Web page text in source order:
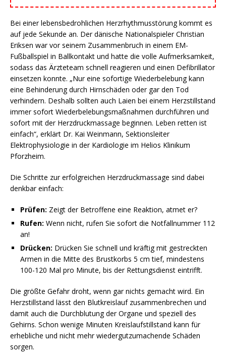
Bei einer lebensbedrohlichen Herzrhythmusstörung kommt es
auf jede Sekunde an. Der dänische Nationalspieler Christian
Eriksen war vor seinem Zusammenbruch in einem EM-
Fußballspiel in Ballkontakt und hatte die volle Aufmerksamkeit,
sodass das Ärzteteam schnell reagieren und einen Defibrillator
einsetzen konnte. „Nur eine sofortige Wiederbelebung kann
eine Behinderung durch Hirnschäden oder gar den Tod
verhindern. Deshalb sollten auch Laien bei einem Herzstillstand
immer sofort Wiederbelebungsmaßnahmen durchführen und
sofort mit der Herzdruckmassage beginnen. Leben retten ist
einfach“, erklärt Dr. Kai Weinmann, Sektionsleiter
Elektrophysiologie in der Kardiologie im Helios Klinikum
Pforzheim.
Die Schritte zur erfolgreichen Herzdruckmassage sind dabei
denkbar einfach:
Prüfen: Zeigt der Betroffene eine Reaktion, atmet er?
Rufen: Wenn nicht, rufen Sie sofort die Notfallnummer 112
an!
Drücken: Drücken Sie schnell und kräftig mit gestreckten
Armen in die Mitte des Brustkorbs 5 cm tief, mindestens
100-120 Mal pro Minute, bis der Rettungsdienst eintrifft.
Die größte Gefahr droht, wenn gar nichts gemacht wird. Ein
Herzstillstand lässt den Blutkreislauf zusammenbrechen und
damit auch die Durchblutung der Organe und speziell des
Gehirns. Schon wenige Minuten Kreislaufstillstand kann für
erhebliche und nicht mehr wiedergutzumachende Schäden
sorgen.